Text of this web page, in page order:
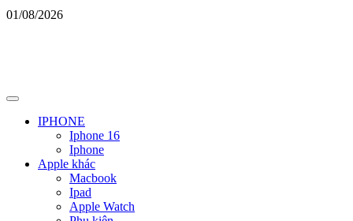
01/08/2026
Primary
IPHONE
Iphone 16
Iphone
Apple khác
Macbook
Ipad
Apple Watch